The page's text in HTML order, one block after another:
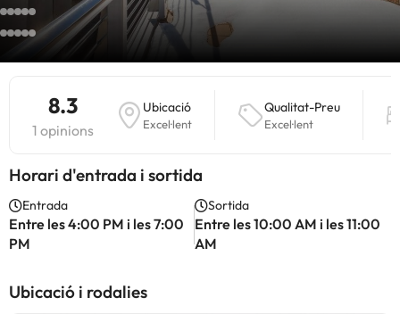
8.3
1 opinions
Ubicació
Excel·lent
Qualitat-Preu
Excel·lent
Horari d'entrada i sortida
Entrada
Entre les 4:00 PM i les 7:00
PM
Sortida
Entre les 10:00 AM i les 11:00
AM
Ubicació i rodalies